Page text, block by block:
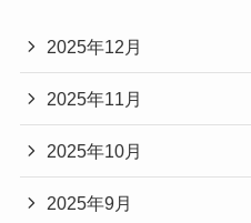
2025年12月
2025年11月
2025年10月
2025年9月